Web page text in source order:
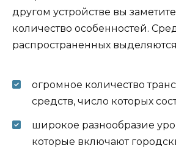
другом устройстве вы
количество особенностей.
распространенных
огромное количество
средств, число которых
широкое разнообразие
которые включают